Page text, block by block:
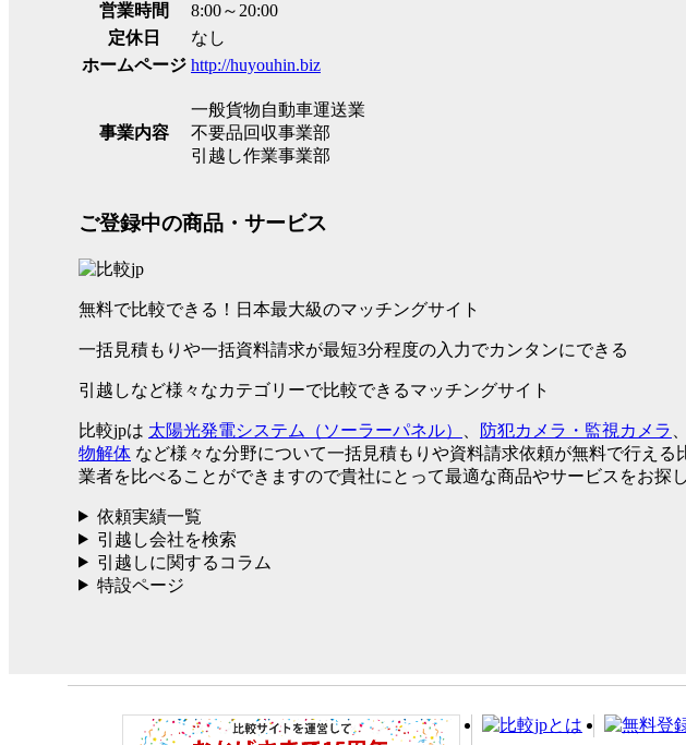
営業時間
8:00～20:00
定休日
なし
ホームページ http://huyouhin.biz
事業内容
一般貨物自動車運送業
不要品回収事業部
引越し作業事業部
ご登録中の商品・サービス
無料で比較できる！日本最大級のマッチングサイト
一括見積もりや一括資料請求が最短3分程度の入力でカンタンにできる
引越しなど様々なカテゴリーで比較できるマッチングサイト
比較jpは 太陽光発電システム（ソーラーパネル） 防犯カメラ・監視カメラ
物解体 など様々な分野について一括見積もりや資料請求依頼が無料で行え
業者を比べることができますので貴社にとって最適な商品やサービスをお探
依頼実績一覧
引越し会社を検索
引越しに関するコラム
特設ページ